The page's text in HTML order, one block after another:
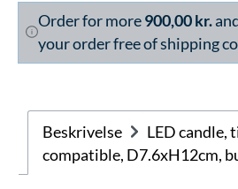
Order for more900,00 kr.
your order free of shipping
Beskrivelse
LED candle,
compatible, D7.6xH12cm,